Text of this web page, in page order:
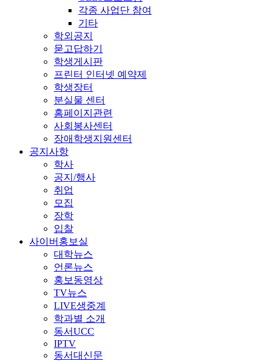
각종 사업단 참여
기타
학외공지
묻고답하기
학생게시판
프린터 인터넷 예약제
학생장터
분실물 센터
홈페이지관련
사회봉사센터
장애학생지원센터
공지사항
학사
공지/행사
취업
모집
장학
입찰
사이버홍보실
대학뉴스
언론뉴스
홍보동영상
TV뉴스
LIVE생중계
학과별 소개
동서UCC
IPTV
동서대신문